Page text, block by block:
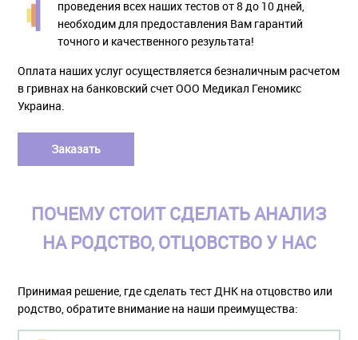
проведения всех наших тестов от 8 до 10 дней,
необходим для предоставления Вам гарантий
точного и качественного результата!
Оплата наших услуг осуществляется безналичным расчетом
в гривнах на банковский счет ООО Медикал Геномикс
Украина.
Заказать
ПОЧЕМУ СТОИТ СДЕЛАТЬ АНАЛИЗ
НА РОДСТВО, ОТЦОВСТВО У НАС
Принимая решение, где сделать тест ДНК на отцовство или
родство, обратите внимание на наши преимущества: